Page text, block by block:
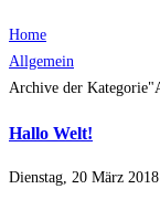
Home
Allgemein
Archive der
Hallo Welt!
Dienstag, 20 März 2018